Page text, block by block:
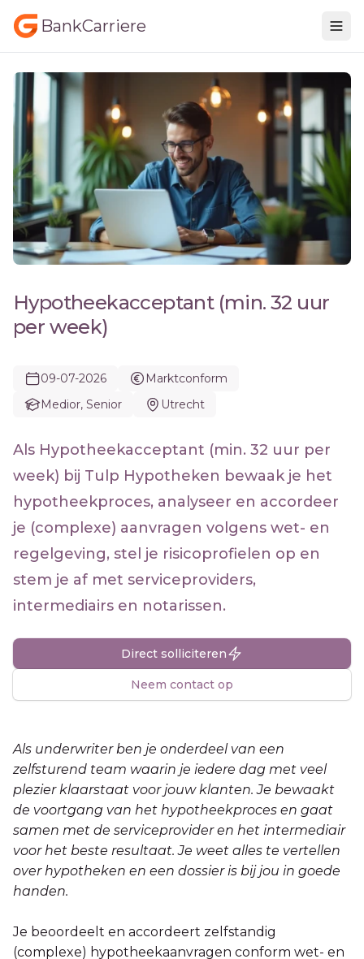
BankCarriere
Hypotheekacceptant (min. 32 uur
per week)
09-07-2026
Marktconform
Medior, Senior
Utrecht
Als Hypotheekacceptant (min. 32 uur per
week) bij Tulp Hypotheken bewaak je het
hypotheekproces, analyseer en accordeer
je (complexe) aanvragen volgens wet- en
regelgeving, stel je risicoprofielen op en
stem je af met serviceproviders,
intermediairs en notarissen.
Direct solliciteren
Neem contact op
Als underwriter ben je onderdeel van een
zelfsturend team waarin je iedere dag met veel
plezier klaarstaat voor jouw klanten. Je bewaakt
de voortgang van het hypotheekproces en gaat
samen met de serviceprovider en het intermediair
voor het beste resultaat. Je weet alles te vertellen
over hypotheken en een dossier is bij jou in goede
handen.
Je beoordeelt en accordeert zelfstandig
(complexe) hypotheekaanvragen conform wet- en